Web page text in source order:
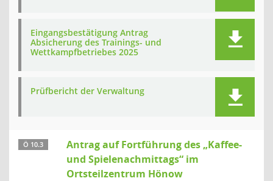
Eingangsbestätigung Antrag
Absicherung des Trainings- und
Wettkampfbetriebes 2025
Prüfbericht der Verwaltung
Ö 10.3
Antrag auf Fortführung des „Kaffee-
und Spielenachmittags“ im
Ortsteilzentrum Hönow